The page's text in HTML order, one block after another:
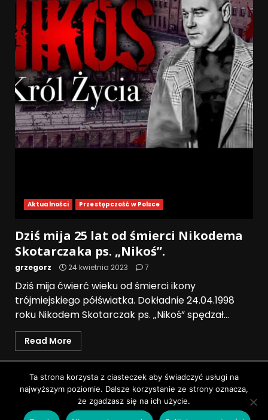
Aktualności Przestępczość w Polsce
Dziś mija 25 lat od śmierci Nikodema
Skotarczaka ps. „Nikoś”.
grzegorz 24 kwietnia 2023 7
Dziś mija ćwierć wieku od śmierci ikony
trójmiejskiego półświatka. Dokładnie 24.04.1998
roku Nikodem Skotarczak ps. „Nikoś” spędzał...
Read More
Polityka prywatności
Wszystkie prawa zastrzeżone © Pruszków News
DarkNewsby AF themes.
Ta strona korzysta z ciasteczek aby świadczyć usługi na
najwyższym poziomie. Dalsze korzystanie ze strony oznacza,
że zgadzasz się na ich użycie.